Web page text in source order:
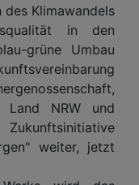
des Klimawandels
in den
grüne Umbau
Land NRW und
weiter, jetzt